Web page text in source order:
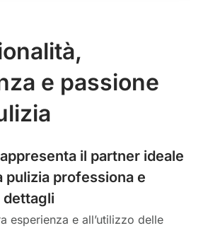
e passione
il partner ideale
pulizia professiona e
dettagli
esperienza e all’utilizzo delle